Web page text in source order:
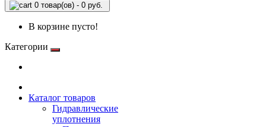
0 товар(ов) - 0 руб.
В корзине пусто!
Категории
Каталог товаров
Гидравлические
уплотнения